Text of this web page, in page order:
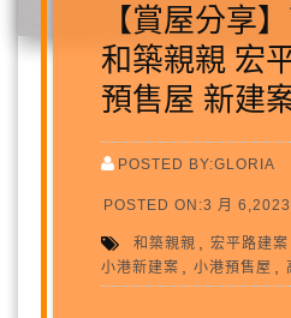
【賞屋分享
和築親親 宏
預售屋 新建
POSTED BY:GLORIA
POSTED ON:3 月 6,2023
和築親親 ,宏平路建案
小港新建案 ,小港預售屋 ,